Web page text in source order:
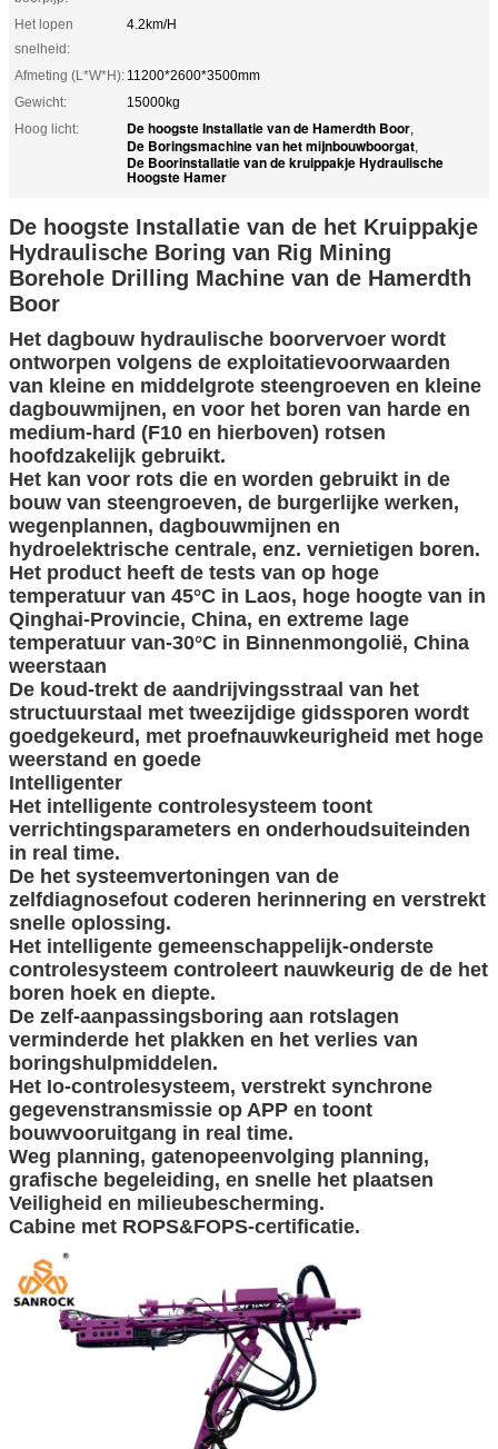
Het lopen
snelheid:
4.2km/H
Afmeting (L*W*H): 11200*2600*3500mm
Gewicht:
15000kg
Hoog licht:
De hoogste Installatie van de Hamerdth Boor,
De Boringsmachine van het mijnbouwboorgat,
De Boorinstallatie van de kruippakje Hydraulische
Hoogste Hamer
De hoogste Installatie van de het Kruippakje
Hydraulische Boring van Rig Mining
Borehole Drilling Machine van de Hamerdth
Boor
Het dagbouw hydraulische boorvervoer wordt
ontworpen volgens de exploitatievoorwaarden
van kleine en middelgrote steengroeven en kleine
dagbouwmijnen, en voor het boren van harde en
medium-hard (F10 en hierboven) rotsen
hoofdzakelijk gebruikt.
Het kan voor rots die en worden gebruikt in de
bouw van steengroeven, de burgerlijke werken,
wegenplannen, dagbouwmijnen en
hydroelektrische centrale, enz. vernietigen boren.
Het product heeft de tests van op hoge
temperatuur van 45°C in Laos, hoge hoogte van in
Qinghai-Provincie, China, en extreme lage
temperatuur van-30°C in Binnenmongolië, China
weerstaan
De koud-trekt de aandrijvingsstraal van het
structuurstaal met tweezijdige gidssporen wordt
goedgekeurd, met proefnauwkeurigheid met hoge
weerstand en goede
Intelligenter
Het intelligente controlesysteem toont
verrichtingsparameters en onderhoudsuiteinden
in real time.
De het systeemvertoningen van de
zelfdiagnosefout coderen herinnering en verstrekt
snelle oplossing.
Het intelligente gemeenschappelijk-onderste
controlesysteem controleert nauwkeurig de de het
boren hoek en diepte.
De zelf-aanpassingsboring aan rotslagen
verminderde het plakken en het verlies van
boringshulpmiddelen.
Het Io-controlesysteem, verstrekt synchrone
gegevenstransmissie op APP en toont
bouwvooruitgang in real time.
Weg planning, gatenopeenvolging planning,
grafische begeleiding, en snelle het plaatsen
Veiligheid en milieubescherming.
Cabine met ROPS&FOPS-certificatie.